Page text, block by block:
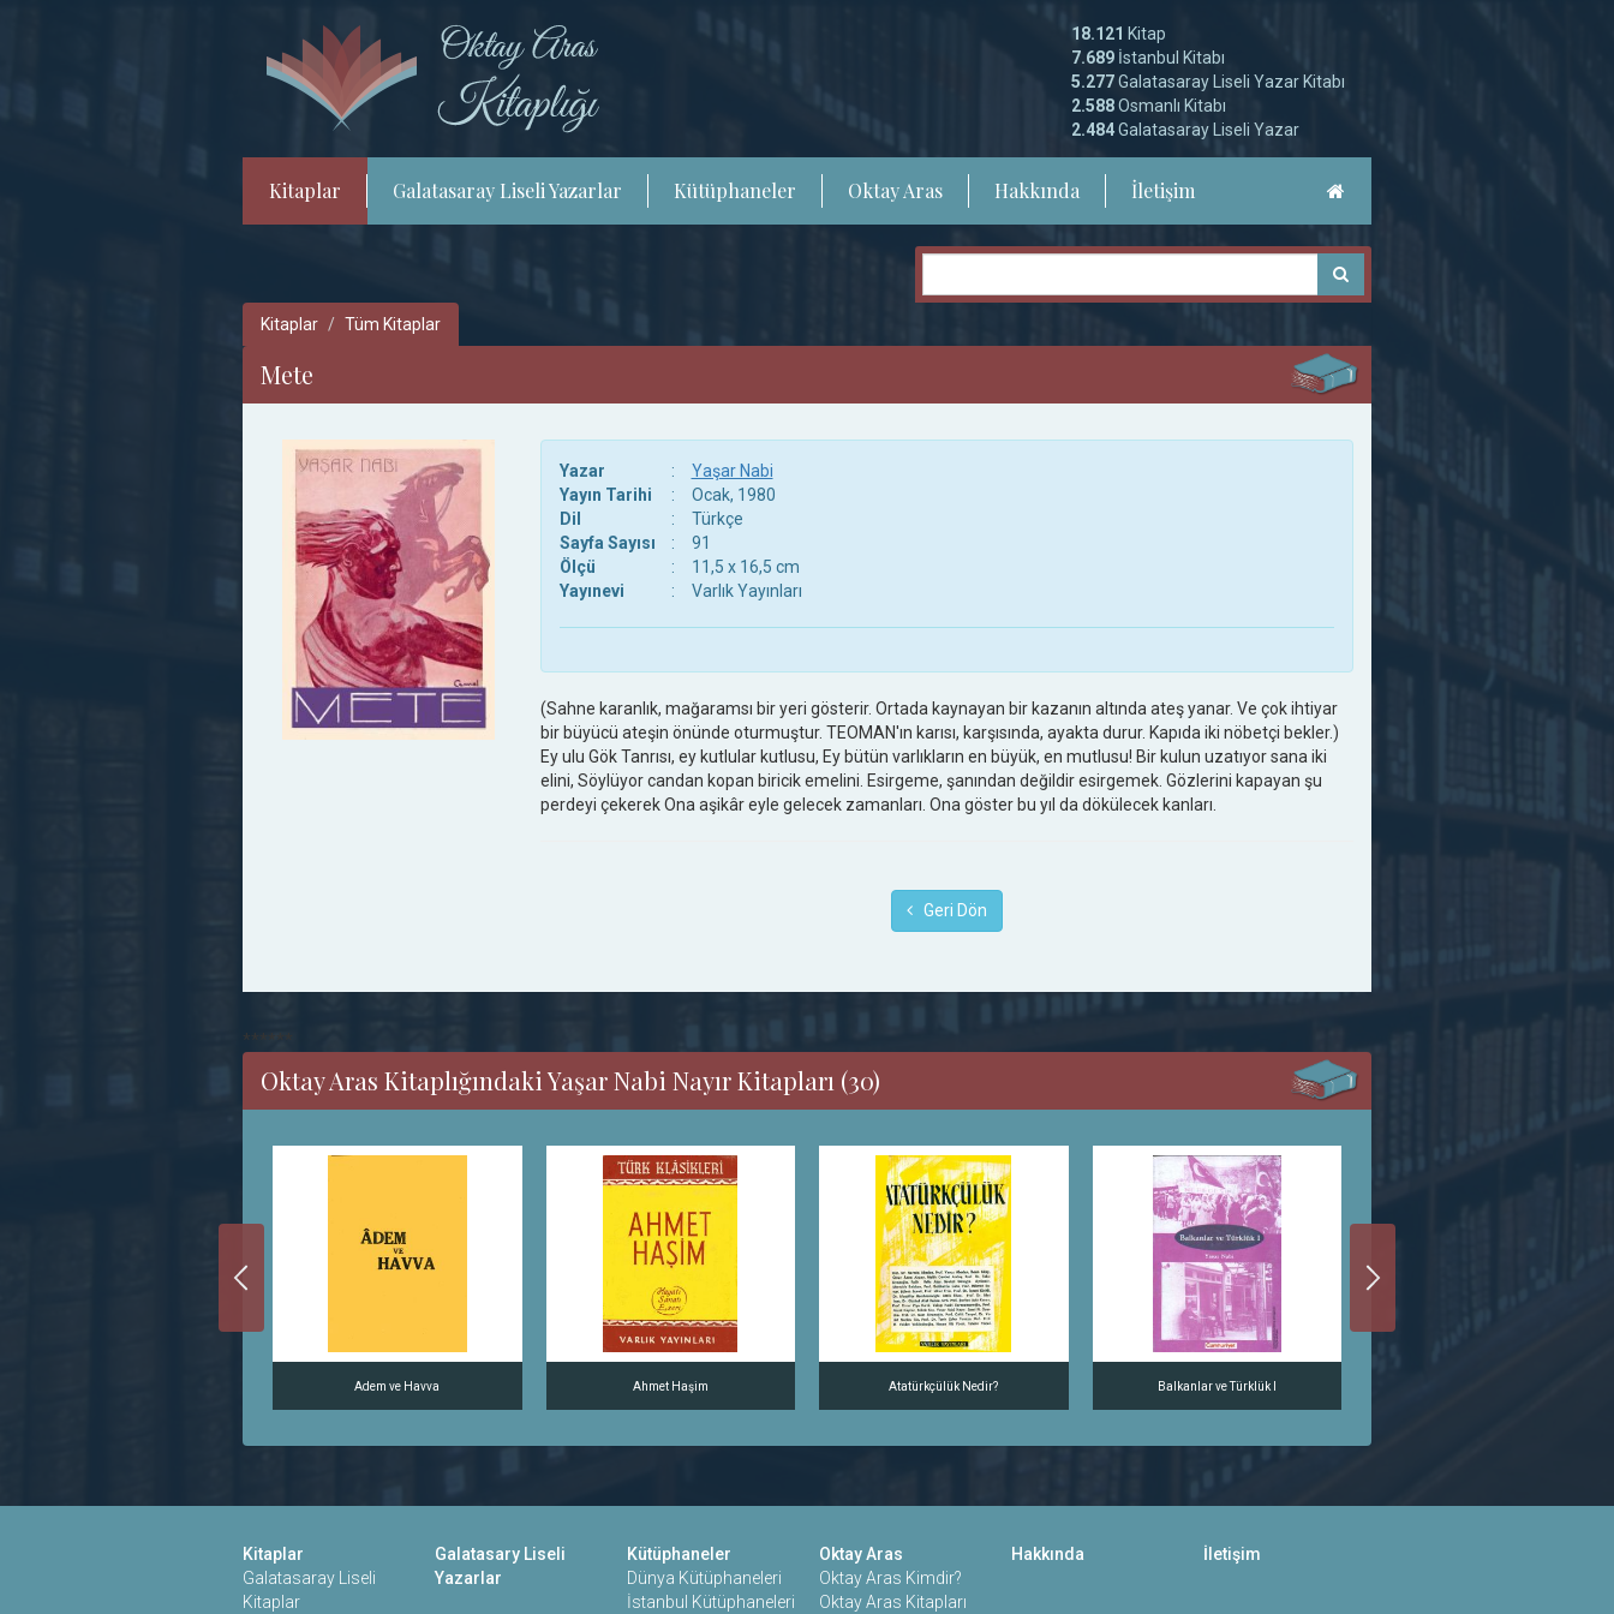
18.121 Kitap
7.689 İstanbul Kitabı
5.277Galatasaray Liseli Yazar Kitabı
2.588Osmanlı Kitabı
2.484Galatasaray Liseli Yazar
Kitaplar Galatasaray Liseli Yazarlar Kütüphaneler Oktay Aras Hakkında İletişim
Kitaplar Tüm Kitaplar
Mete
Yazar :
Yaşar Nabi
Yayın Tarihi
:
Ocak, 1980
Dil
:
Türkçe
Sayfa Sayısı
:
91
Ölçü
:
11,5 x 16,5 cm
Yayınevi
: Varlık Yayınları
(Sahne karanlık, mağaramsı bir yeri gösterir. Ortada kaynayan bir kazanın altında ateş yanar. Ve çok ihtiyar
bir büyücü ateşin önünde oturmuştur. TEOMAN'ın karısı, karşısında, ayakta durur. Kapıda iki nöbetçi bekler.)
Ey ulu Gök Tanrısı, ey kutlular kutlusu, Ey bütün varlıkların en büyük, en mutlusu! Bir kulun uzatıyor sana iki
elini, Söylüyor candan kopan biricik emelini. Esirgeme, şanından değildir esirgemek. Gözlerini kapayan şu
perdeyi çekerek Ona aşikâr eyle gelecek zamanları. Ona göster bu yıl da dökülecek kanları.
Geri Dön
******
Oktay Aras Kitaplığındaki Yaşar Nabi Nayır Kitapları (30)
Adem ve Havva Ahmet Haşim Atatürkçülük Nedir? Balkanlar ve Türklük I
Kitaplar
Galatasaray Liseli
Kitaplar
Galatasary Liseli
Yazarlar
Kütüphaneler
Dünya Kütüphaneleri
İstanbul Kütüphaneleri
Oktay Aras
Oktay Aras Kimdir?
Oktay Aras Kitapları
Hakkında İletişim